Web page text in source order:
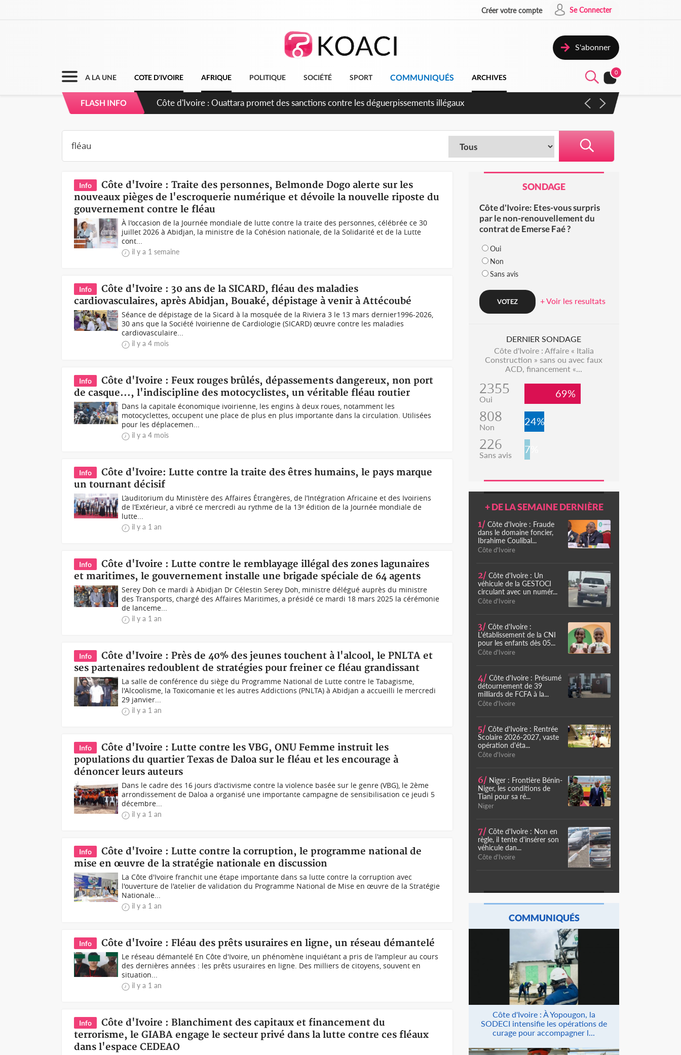
Créer votre compte Se Connecter
S'abonner
A LA UNE COTE D'IVOIRE AFRIQUE POLITIQUE SOCIÉTÉ SPORT COMMUNIQUÉS ARCHIVES
0
FLASH INFO
Côte d'Ivoire : 66è anniversaire de l'indépendance, Alassane Ouattara promet d'accélérer les réformes et les
Info
Côte d'Ivoire : Traite des personnes, Belmonde Dogo alerte sur les
nouveaux pièges de l'escroquerie numérique et dévoile la nouvelle riposte du
gouvernement contre le fléau
À l'occasion de la Journée mondiale de lutte contre la traite des personnes, célébrée ce 30
juillet 2026 à Abidjan, la ministre de la Cohésion nationale, de la Solidarité et de la Lutte
cont...
il y a 1 semaine
Info
Côte d'Ivoire : 30 ans de la SICARD, fléau des maladies
cardiovasculaires, après Abidjan, Bouaké, dépistage à venir à Attécoubé
Séance de dépistage de la Sicard à la mosquée de la Riviera 3 le 13 mars dernier1996-2026,
30 ans que la Société Ivoirienne de Cardiologie (SICARD) œuvre contre les maladies
cardiovasculaire...
il y a 4 mois
Info
Côte d'Ivoire : Feux rouges brûlés, dépassements dangereux, non port
de casque..., l'indiscipline des motocyclistes, un véritable fléau routier
Dans la capitale économique ivoirienne, les engins à deux roues, notamment les
motocyclettes, occupent une place de plus en plus importante dans la circulation. Utilisées
pour les déplacemen...
il y a 4 mois
Info
Côte d'Ivoire: Lutte contre la traite des êtres humains, le pays marque
un tournant décisif
L’auditorium du Ministère des Affaires Étrangères, de l’Intégration Africaine et des Ivoiriens
de l’Extérieur, a vibré ce mercredi au rythme de la 13ᵉ édition de la Journée mondiale de
lutte...
il y a 1 an
Info
Côte d'Ivoire : Lutte contre le remblayage illégal des zones lagunaires
et maritimes, le gouvernement installe une brigade spéciale de 64 agents
Serey Doh ce mardi à Abidjan Dr Célestin Serey Doh, ministre délégué auprès du ministre
des Transports, chargé des Affaires Maritimes, a présidé ce mardi 18 mars 2025 la cérémonie
de lanceme...
il y a 1 an
Info
Côte d'Ivoire : Près de 40% des jeunes touchent à l'alcool, le PNLTA et
ses partenaires redoublent de stratégies pour freiner ce fléau grandissant
La salle de conférence du siège du Programme National de Lutte contre le Tabagisme,
l'Alcoolisme, la Toxicomanie et les autres Addictions (PNLTA) à Abidjan a accueilli le mercredi
29 janvier...
il y a 1 an
Info
Côte d'Ivoire : Lutte contre les VBG, ONU Femme instruit les
populations du quartier Texas de Daloa sur le fléau et les encourage à
dénoncer leurs auteurs
Dans le cadre des 16 jours d'activisme contre la violence basée sur le genre (VBG), le 2ème
arrondissement de Daloa a organisé une importante campagne de sensibilisation ce jeudi 5
décembre...
il y a 1 an
Info
Côte d'Ivoire : Lutte contre la corruption, le programme national de
mise en œuvre de la stratégie nationale en discussion
La Côte d'Ivoire franchit une étape importante dans sa lutte contre la corruption avec
l'ouverture de l'atelier de validation du Programme National de Mise en œuvre de la Stratégie
Nationale...
il y a 1 an
Info Côte d'Ivoire : Fléau des prêts usuraires en ligne, un réseau démantelé
Le réseau démantelé En Côte d'Ivoire, un phénomène inquiétant a pris de l'ampleur au cours
des dernières années : les prêts usuraires en ligne. Des milliers de citoyens, souvent en
situation...
il y a 1 an
Info
Côte d'Ivoire : Blanchiment des capitaux et financement du
terrorisme, le GIABA engage le secteur privé dans la lutte contre ces fléaux
dans l'espace CEDEAO
SONDAGE
Côte d'Ivoire: Etes-vous surpris
par le non-renouvellement du
contrat de Emerse Faé ?
Oui
Non
Sans avis
+ Voir les resultats
DERNIER SONDAGE
Côte d'Ivoire : Affaire « Italia
Construction » sans ou avec faux
ACD, financement «...
2355
Oui 69%
808
Non 24%
226
Sans avis 7%
+ DE LA SEMAINE DERNIÈRE
1/ Côte d'Ivoire : Fraude
dans le domaine foncier,
Ibrahime Coulibal...
Côte d'Ivoire
2/ Côte d'Ivoire : Un
véhicule de la GESTOCI
circulant avec un numér...
Côte d'Ivoire
3/ Côte d'Ivoire :
L'établissement de la CNI
pour les enfants dès 05...
Côte d'Ivoire
4/ Côte d'Ivoire : Présumé
détournement de 39
milliards de FCFA à la...
Côte d'Ivoire
5/ Côte d'Ivoire : Rentrée
Scolaire 2026-2027, vaste
opération d'éta...
Côte d'Ivoire
6/ Niger : Frontière Bénin-
Niger, les conditions de
Tiani pour sa ré...
Niger
7/ Côte d'Ivoire : Non en
règle, il tente d'insérer son
véhicule dan...
Côte d'Ivoire
COMMUNIQUÉS
Côte d'Ivoire : À Yopougon, la
SODECI intensifie les opérations de
curage pour accompagner l...